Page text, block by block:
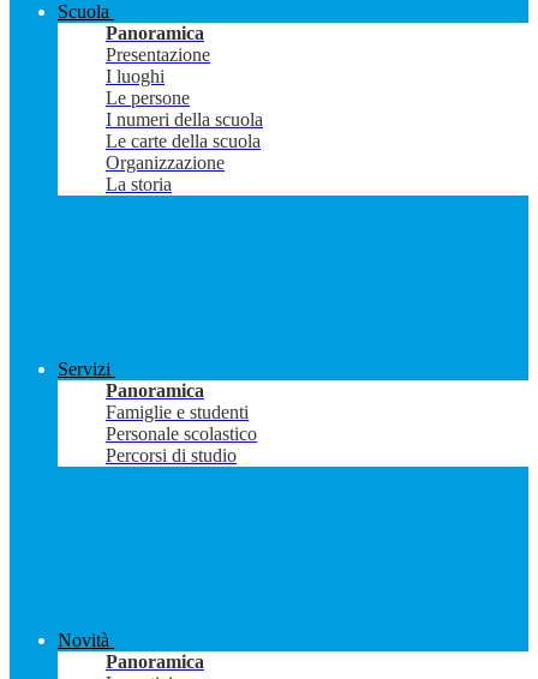
Scuola
Panoramica
Presentazione
I luoghi
Le persone
I numeri della scuola
Le carte della scuola
Organizzazione
La storia
Servizi
Panoramica
Famiglie e studenti
Personale scolastico
Percorsi di studio
Novità
Panoramica